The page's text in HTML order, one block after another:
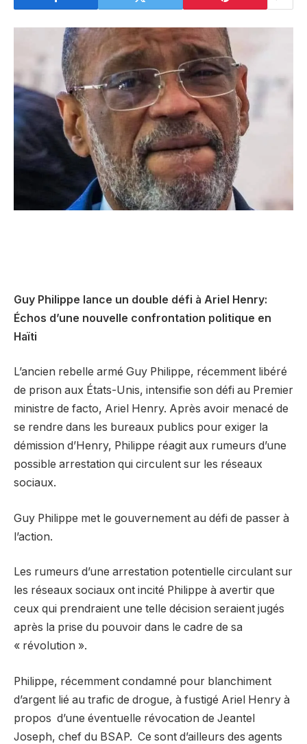
Guy Philippe lance un double défi à Ariel Henry:
Échos d’une nouvelle confrontation politique en
Haïti
L’ancien rebelle armé Guy Philippe, récemment libéré
de prison aux États-Unis, intensifie son défi au Premier
ministre de facto, Ariel Henry. Après avoir menacé de
se rendre dans les bureaux publics pour exiger la
démission d’Henry, Philippe réagit aux rumeurs d’une
possible arrestation qui circulent sur les réseaux
sociaux.
Guy Philippe met le gouvernement au défi de passer à
l’action.
Les rumeurs d’une arrestation potentielle circulant sur
les réseaux sociaux ont incité Philippe à avertir que
ceux qui prendraient une telle décision seraient jugés
après la prise du pouvoir dans le cadre de sa
« révolution ».
Philippe, récemment condamné pour blanchiment
d’argent lié au trafic de drogue, à fustigé Ariel Henry à
propos d’une éventuelle révocation de Jeantel
Joseph, chef du BSAP. Ce sont d’ailleurs des agents